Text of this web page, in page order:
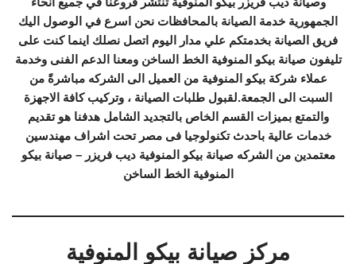
الجمهورية خدمة الصيانة بالمحافظات نحن اسرع في الوصول اليك
فريق الصيانة بخدمتكم علي مدار اليوم اتصل نصلك اينما كنت على
تليفون صيانة بيكو المنوفية الخط الساخن ومعنا الدعم الفنى وخدمة
عملاء شركة بيكو المنوفية من العميل الى الشركه مباشرةً من
السبت الى الجمعة.لقبول طلبات الصيانة ، وتركيب كافة الاجهزة
والتمتع بميزات القسم الخاص بالتجديد الشامل هدفنا هو تقديم
خدمات عالية باحدث تكنولوجيا فى مصر تحت اشراف مهندسين
معتمدين من الشركه صيانة بيكو المنوفية ديب فريزر – صيانة بيكو
المنوفية الخط الساخن
مركز صيانة بيكو المنوفية